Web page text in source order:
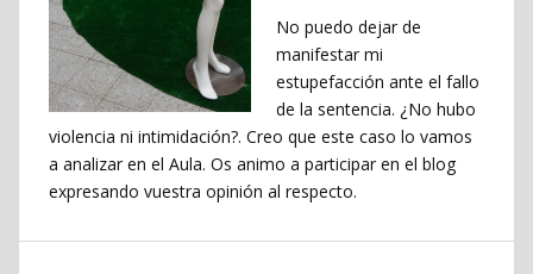
No puedo dejar de
manifestar mi
estupefacción ante el fallo
de la sentencia. ¿No hubo
violencia ni intimidación?. Creo que este caso lo vamos
a analizar en el Aula. Os animo a participar en el blog
expresando vuestra opinión al respecto.